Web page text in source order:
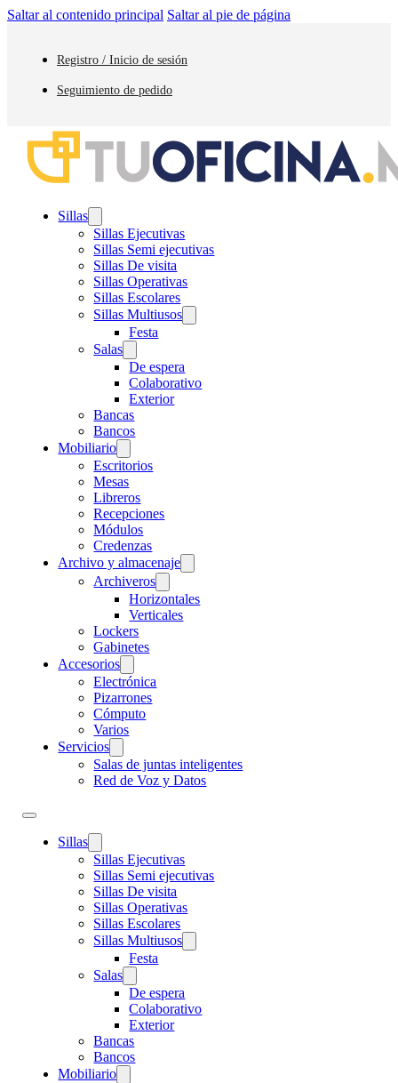
Saltar al contenido principal Saltar al pie de página
Registro / Inicio de sesión
Seguimiento de pedido
Sillas
Sillas Ejecutivas
Sillas Semi ejecutivas
Sillas De visita
Sillas Operativas
Sillas Escolares
Sillas Multiusos
Festa
Salas
De espera
Colaborativo
Exterior
Bancas
Bancos
Mobiliario
Escritorios
Mesas
Libreros
Recepciones
Módulos
Credenzas
Archivo y almacenaje
Archiveros
Horizontales
Verticales
Lockers
Gabinetes
Accesorios
Electrónica
Pizarrones
Cómputo
Varios
Servicios
Salas de juntas inteligentes
Red de Voz y Datos
Sillas
Sillas Ejecutivas
Sillas Semi ejecutivas
Sillas De visita
Sillas Operativas
Sillas Escolares
Sillas Multiusos
Festa
Salas
De espera
Colaborativo
Exterior
Bancas
Bancos
Mobiliario